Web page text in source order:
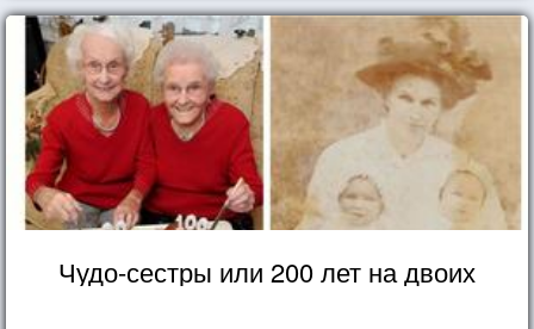
Чудо-сестры или 200 лет на двоих